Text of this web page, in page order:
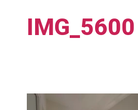
IMG_5600